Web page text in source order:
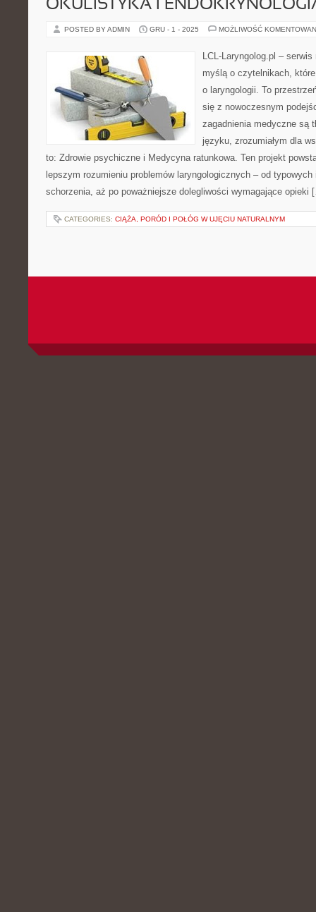
OKULISTYKA I
POSTED BY ADMIN GRU - 1 - 2025 MOŻLIWOŚĆ
LCL-Laryngolog.pl –
myślą o czytelnikach,
o laryngologii. To
się z nowoczesnym
zagadnienia medyczne są
języku, zrozumiałym dla
to: Zdrowie psychiczne i Medycyna ratunkowa. Ten projekt
lepszym rozumieniu problemów laryngologicznych – od typowych
schorzenia, aż po poważniejsze dolegliwości wymagające opieki
CATEGORIES: CIĄŻA, PORÓD I POŁÓG W UJĘCIU NATURALNYM